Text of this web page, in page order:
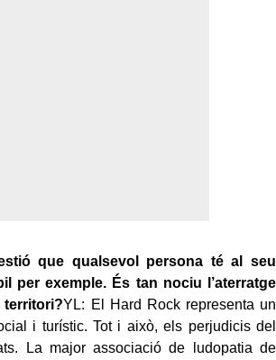
que qualsevol persona té al seu
per exemple. És tan nociu l’aterratge
territori?YL: El Hard Rock representa un
i turístic. Tot i això, els perjudicis del
La major associació de ludopatia de